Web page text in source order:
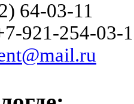
64-03-11
921-254-03-